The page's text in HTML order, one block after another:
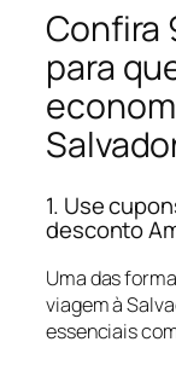
Confira
para
1. Use
desconto
Uma das
viagem à
essenciais